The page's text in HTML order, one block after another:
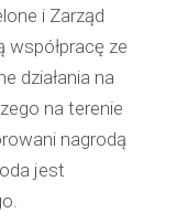
i Zarząd
ze
działania na
na terenie
nagrodą
jest